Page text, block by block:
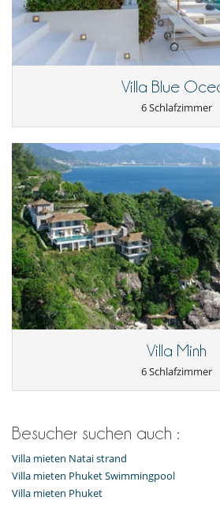
Villa Blue
6 Schlafzimmer
Villa Minh
6 Schlafzimmer
Besucher suchen auch :
Villa mieten Natai strand
Villa mieten Phuket Swimmingpool
Villa mieten Phuket